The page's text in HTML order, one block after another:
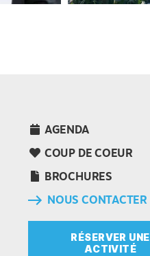
AGENDA
COUP DE COEUR
BROCHURES
NOUS CONTACTER
RÉSERVER UNE
ACTIVITÉ